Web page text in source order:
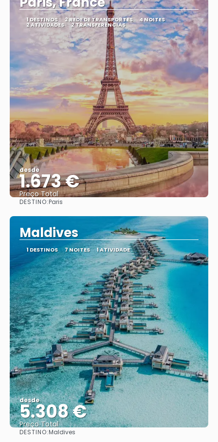
1 DESTINOS 2 REDE DE TRANSPORTES 4 NOITES
2 ATIVIDADES 2 TRANSFERÊNCIAS
desde
1.673 €
Preço Total
DESTINO:Paris
Maldives
1 DESTINOS 7 NOITES 1 ATIVIDADE
desde
5.308 €
Preço Total
DESTINO:Maldives